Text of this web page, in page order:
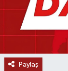
Paylaş
SİYASET
SOSYAL